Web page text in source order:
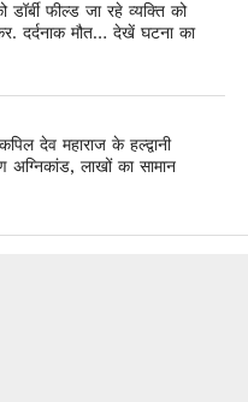
फील्ड जा रहे व्यक्ति को
दर्दनाक मौत… देखें घटना का
देव महाराज के हल्द्वानी
लाखों का सामान